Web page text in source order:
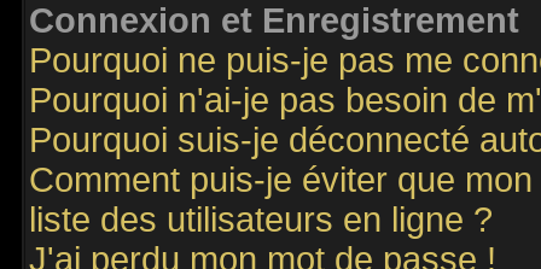
Connexion et Enregistrement
Pourquoi ne puis-je pas me
Pourquoi n'ai-je pas besoin de
Pourquoi suis-je déconnecté
Comment puis-je éviter que
liste des utilisateurs en ligne ?
J'ai perdu mon mot de passe !